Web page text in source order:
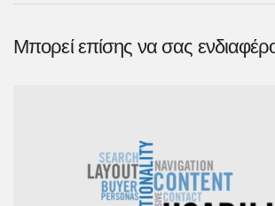
Μπορεί επίσης να σας